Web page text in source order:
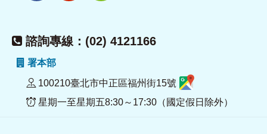
諮詢專線：(02) 4121166
署本部
100210臺北市中正區福州街15號
星期一至星期五8:30～17:30（國定假日除外）